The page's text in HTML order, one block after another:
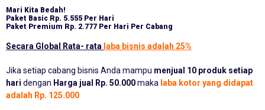
Mari Kita Bedah!
Paket Basic Rp. 5.555 Per Hari
Paket Premium Rp. 2.777 Per Hari Per Cabang
Secara Global Rata- rata laba bisnis adalah 25%
Jika setiap cabang bisnis Anda mampu menjual 10 produk setiap
hari dengan Harga jual Rp. 50.000maka laba kotor yang didapat
adalah Rp. 125.000